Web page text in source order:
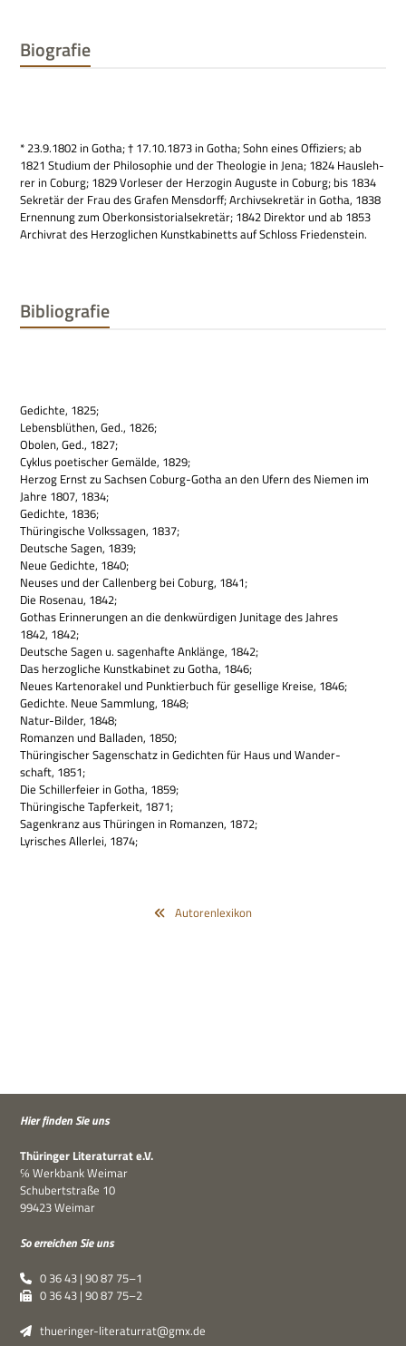
Biografie
* 23.9.1802 in Gotha; † 17.10.1873 in Gotha; Sohn eines Offi­ziers; ab
1821 Stu­dium der Phi­lo­so­phie und der Theo­lo­gie in Jena; 1824 Haus­leh­
rer in Coburg; 1829 Vor­le­ser der Her­zo­gin Augu­ste in Coburg; bis 1834
Sekre­tär der Frau des Gra­fen Mens­dorff; Archiv­se­kre­tär in Gotha, 1838
Ernen­nung zum Ober­kon­si­sto­ri­al­se­kre­tär; 1842 Direk­tor und ab 1853
Archiv­rat des Her­zog­li­chen Kunst­ka­bi­netts auf Schloss Friedenstein.
Bibliografie
Gedichte, 1825;
Lebens­blüt­hen, Ged., 1826;
Obo­len, Ged., 1827;
Cyklus poe­ti­scher Gemälde, 1829;
Her­zog Ernst zu Sach­sen Coburg-Gotha an den Ufern des Nie­men im
Jahre 1807, 1834;
Gedichte, 1836;
Thü­rin­gi­sche Volks­sa­gen, 1837;
Deut­sche Sagen, 1839;
Neue Gedichte, 1840;
Neu­ses und der Cal­len­berg bei Coburg, 1841;
Die Rose­nau, 1842;
Gothas Erin­ne­run­gen an die denk­wür­di­gen Juni­tage des Jah­res
1842, 1842;
Deut­sche Sagen u. sagen­hafte Anklänge, 1842;
Das her­zog­li­che Kunst­ka­bi­net zu Gotha, 1846;
Neues Kar­te­n­ora­kel und Punk­tier­buch für gesel­lige Kreise, 1846;
Gedichte. Neue Samm­lung, 1848;
Natur-Bil­der, 1848;
Roman­zen und Bal­la­den, 1850;
Thü­rin­gi­scher Sagen­schatz in Gedich­ten für Haus und Wan­der­
schaft, 1851;
Die Schil­ler­feier in Gotha, 1859;
Thü­rin­gi­sche Tap­fer­keit, 1871;
Sagen­kranz aus Thü­rin­gen in Roman­zen, 1872;
Lyri­sches Aller­lei, 1874;
Autorenlexikon
Hier fin­den Sie uns
Thü­rin­ger Lite­ra­tur­rat e.V.
℅ Werk­bank Weimar
Schu­bert­straße 10
99423 Weimar
So errei­chen Sie uns
0 36 43 | 90 87 75–1
0 36 43 | 90 87 75–2
thueringer-literaturrat@gmx.de